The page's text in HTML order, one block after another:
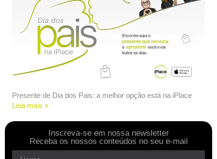
Presente de Dia dos Pais: a melhor opção está na iPlace
Leia mais »
Inscreva-se em nossa newsletter
Receba os nossos conteúdos no seu e-mail